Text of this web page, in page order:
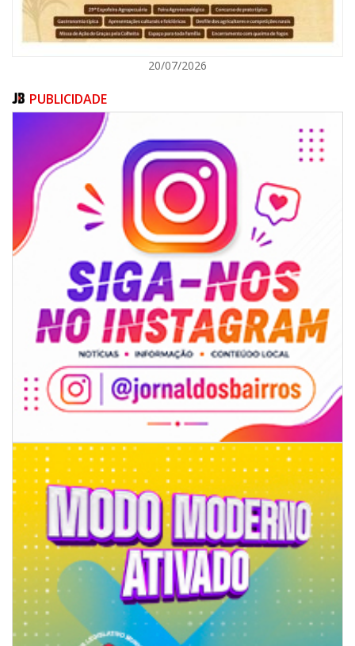
08/08/2026 | 07:00
Limpeza de valas e ribeirões avança no interior de Itajaí
20/07/2026
PUBLICIDADE